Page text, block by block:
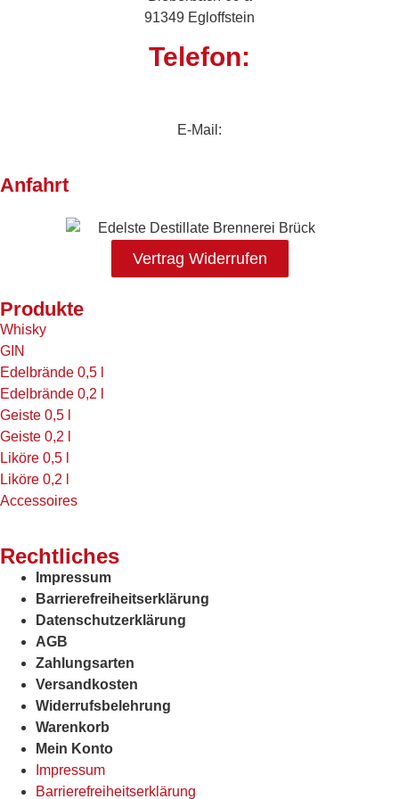
91349 Egloffstein
Telefon:
E-Mail:
Anfahrt
Vertrag Widerrufen
Produkte
Whisky
GIN
Edelbrände 0,5 l
Edelbrände 0,2 l
Geiste 0,5 l
Geiste 0,2 l
Liköre 0,5 l
Liköre 0,2 l
Accessoires
Rechtliches
Impressum
Barrierefreiheitserklärung
Datenschutzerklärung
AGB
Zahlungsarten
Versandkosten
Widerrufsbelehrung
Warenkorb
Mein Konto
Impressum
Barrierefreiheitserklärung